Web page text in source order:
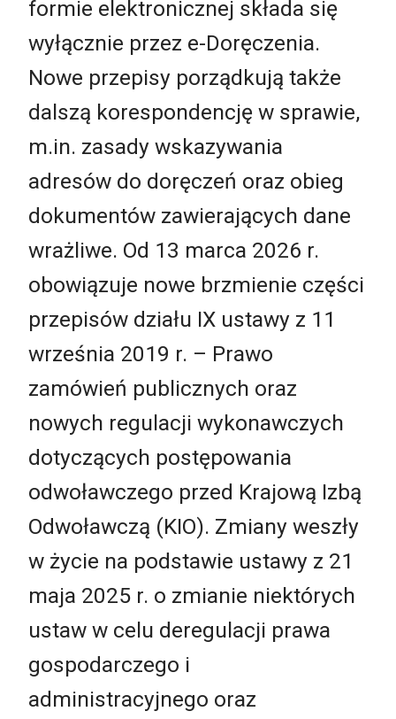
formie elektronicznej składa się
wyłącznie przez e-Doręczenia.
Nowe przepisy porządkują także
dalszą korespondencję w sprawie,
m.in. zasady wskazywania
adresów do doręczeń oraz obieg
dokumentów zawierających dane
wrażliwe. Od 13 marca 2026 r.
obowiązuje nowe brzmienie części
przepisów działu IX ustawy z 11
września 2019 r. – Prawo
zamówień publicznych oraz
nowych regulacji wykonawczych
dotyczących postępowania
odwoławczego przed Krajową Izbą
Odwoławczą (KIO). Zmiany weszły
w życie na podstawie ustawy z 21
maja 2025 r. o zmianie niektórych
ustaw w celu deregulacji prawa
gospodarczego i
administracyjnego oraz